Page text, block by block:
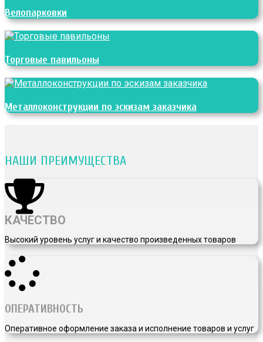
Велопарковки
Торговые павильоны
Металлоконструкции по эскизам заказчика
НАШИ ПРЕИМУЩЕСТВА
КАЧЕСТВО
Высокий уровень услуг и качество произведенных товаров
ОПЕРАТИВНОСТЬ
Оперативное оформление заказа и исполнение товаров и услуг